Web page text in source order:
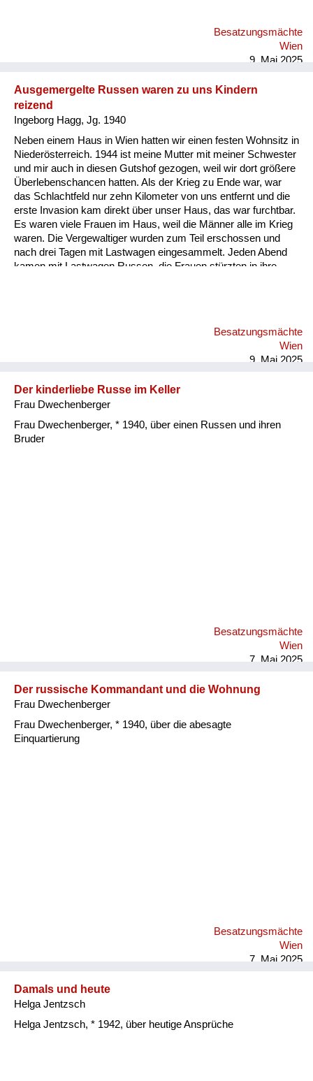
Mutter umarmt haben und gesagt haben: Mamuschka,
Besatzungsmächte
Wien
9. Mai 2025
Ausgemergelte Russen waren zu uns Kindern
reizend
Ingeborg Hagg, Jg. 1940
Neben einem Haus in Wien hatten wir einen festen Wohnsitz in
Niederösterreich. 1944 ist meine Mutter mit meiner Schwester
und mir auch in diesen Gutshof gezogen, weil wir dort größere
Überlebenschancen hatten. Als der Krieg zu Ende war, war
das Schlachtfeld nur zehn Kilometer von uns entfernt und die
erste Invasion kam direkt über unser Haus, das war furchtbar.
Es waren viele Frauen im Haus, weil die Männer alle im Krieg
waren. Die Vergewaltiger wurden zum Teil erschossen und
nach drei Tagen mit Lastwagen eingesammelt. Jeden Abend
kamen mit Lastwagen Russen, die Frauen stürzten in ihre
schon wochenlang nur mehr Gras gegessen gehabt, waren
Besatzungsmächte
Wien
9. Mai 2025
Der kinderliebe Russe im Keller
Frau Dwechenberger
Frau Dwechenberger, * 1940, über einen Russen und ihren
Bruder
Besatzungsmächte
Wien
7. Mai 2025
Der russische Kommandant und die Wohnung
Frau Dwechenberger
Frau Dwechenberger, * 1940, über die abesagte
Einquartierung
Besatzungsmächte
Wien
7. Mai 2025
Damals und heute
Helga Jentzsch
Helga Jentzsch, * 1942, über heutige Ansprüche